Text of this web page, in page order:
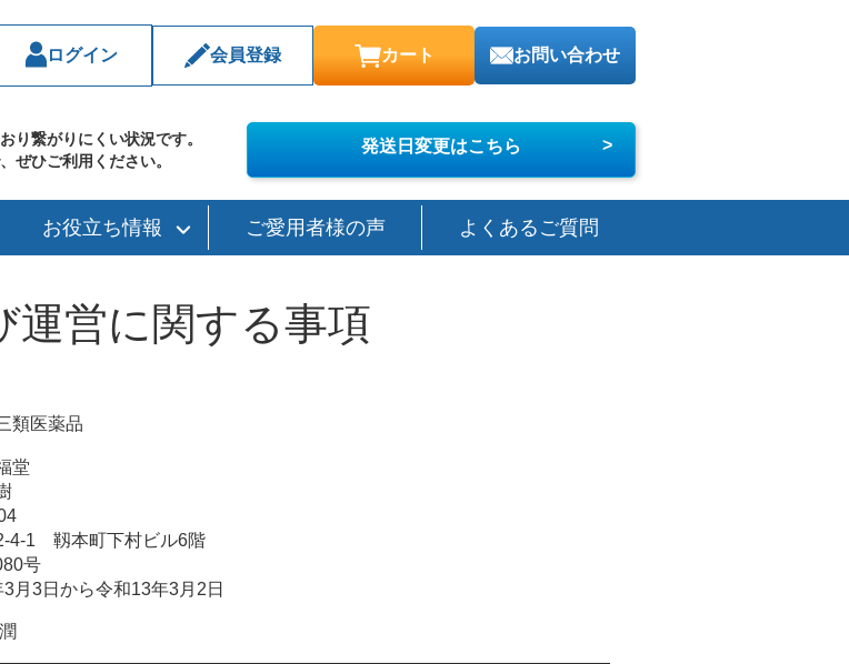
ログイン 会員登録 カート お問い合わせ
り繋がりにくい状況です。
ぜひご利用ください。
発送日変更はこちら >
お役立ち情報 ご愛用者様の声 よくあるご質問
運営に関する事項
類医薬品
堂
4-1 靱本町下村ビル6階
号
月3日から令和13年3月2日